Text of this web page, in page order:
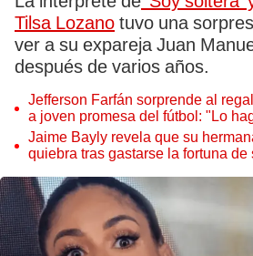
Tilsa Lozano tuvo una
ver a su expareja Juan
después de varios años.
Jefferson Farfán sorprende al
a joven promesa del fútbol: "Lo
Jaime Bayly revela que su
quiebra tras gastarse la fortuna de